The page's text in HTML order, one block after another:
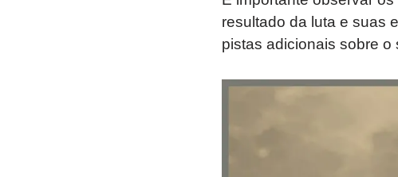
resultado da luta e suas
pistas adicionais sobre o